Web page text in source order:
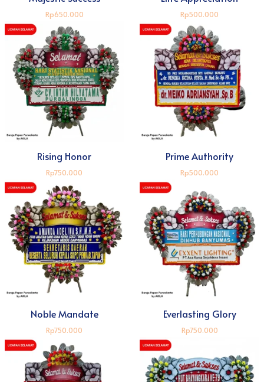
Rp650.000 Rp500.000
Rising Honor
Rp750.000
Prime Authority
Rp500.000
Noble Mandate
Rp750.000
Everlasting Glory
Rp750.000